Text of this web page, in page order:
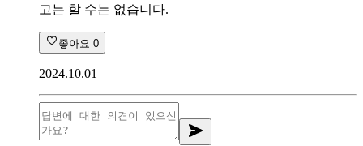
고는 할 수는 없습니다.
좋아요 0
2024.10.01